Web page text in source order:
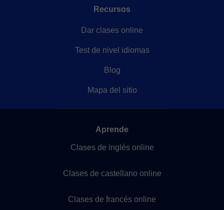
Recursos
Dar clases online
Test de nivel idiomas
Blog
Mapa del sitio
Aprende
Clases de inglés online
Clases de castellano online
Clases de francés online